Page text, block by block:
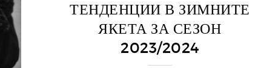
ТЕНДЕНЦИИ В ЗИМНИТЕ
ЯКЕТА ЗА СЕЗОН
2023/2024